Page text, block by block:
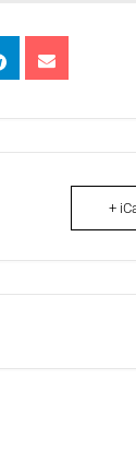
+